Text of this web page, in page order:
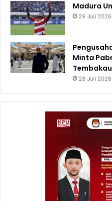
Madura
29 Juli 2026
Minta
28 Juli 2026